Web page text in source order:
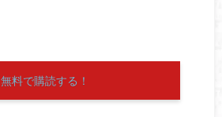
無料で購読する！